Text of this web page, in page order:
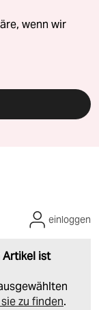
wenn wir
Artikel ist
zu finden.
einloggen